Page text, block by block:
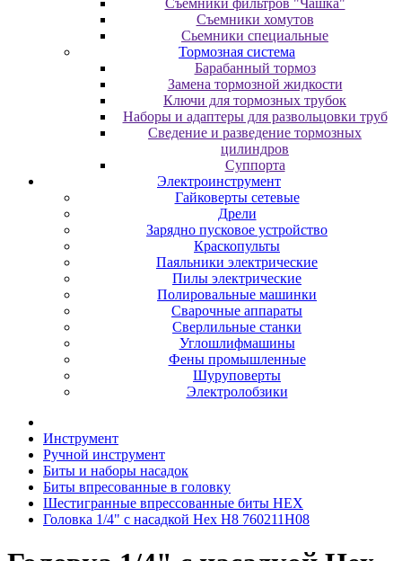
Съемники фильтров "Чашка"
Съемники хомутов
Сьемники специальные
Тормозная система
Барабанный тормоз
Замена тормозной жидкости
Ключи для тормозных трубок
Наборы и адаптеры для развольцовки труб
Сведение и разведение тормозных
цилиндров
Суппорта
Электроинструмент
Гайковерты сетевые
Дрели
Зарядно пусковое устройство
Краскопульты
Паяльники электрические
Пилы электрические
Полировальные машинки
Сварочные аппараты
Сверлильные станки
Углошлифмашины
Фены промышленные
Шуруповерты
Электролобзики
Инструмент
Pучнoй инcтpумeнт
Биты и нaбopы нacaдoк
Биты впpecoвaнныe в гoлoвку
Шecтигpaнныe впpeccoвaнныe биты HEX
Головка 1/4" с насадкой Hex H8 760211H08